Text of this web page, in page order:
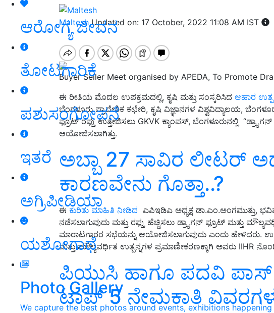
ಆರೋಗ್ಯ ಜೀವನ
ತೋಟಗಾರಿಕೆ
ಪಶುಸಂಗೋಪನೆ
ಇತರೆ
ಅಗ್ರಿಪೀಡಿಯಾ
ಯಶೋಗಾಥೆ
Photo Gallery
We capture the best photos around events, exhibitions
MalteshUpdated on: 17 October, 2022 11:08 AM IST
Buyer Seller Meet organised by APEDA, To Promote
ಈ ರೀತಿಯ ಮೊದಲ ಉಪಕ್ರಮದಲ್ಲಿ, ಕೃಷಿ ಮತ್ತು ಸಂಸ್ಕರಿಸಿದ ಆಹಾರ
ಬೆಂಗಳೂರು ಪ್ರಾದೇಶಿಕ ಕಛೇರಿ, ಕೃಷಿ ವಿಜ್ಞಾನಗಳ ವಿಶ್ವವಿದ್ಯಾಲಯ,
ಫ್ರೂಟ್ ರಫ್ತು ಉತ್ತೇಜಿಸಲು GKVK ಕ್ಯಾಂಪಸ್, ಬೆಂಗಳೂರುನಲ್ಲಿ
ಆಯೋಜಿಸಲಾಗಿತ್ತು.
ಅಬ್ಬಾ 27 ಸಾವಿರ ಲೀಟರ್‌
ಕಾರಣವೇನು ಗೊತ್ತಾ..?
ಈ ಕುರಿತು ಮಾಹಿತಿ ನೀಡಿದ ಎಪಿಇಡಿಎ ಅಧ್ಯಕ್ಷ ಡಾ.ಎಂ.ಅಂಗಮುತ್ತು,
ನಡೆಸಲಾಗುವುದು ಮತ್ತು ರಫ್ತು ಹೆಚ್ಚಿಸಲು ಡ್ರ್ಯಾಗನ್ ಫ್ರೂಟ್ ಮತ್ತು
ಮಾರಾಟಗಾರರ ಸಭೆಯನ್ನು ಆಯೋಜಿಸಲಾಗುವುದು ಎಂದು ಹೇಳಿದರು.
ಮತ್ತು ಮೌಲ್ಯವರ್ಧಿತ ಉತ್ಪನ್ನಗಳ ಪ್ರಮಾಣೀಕರಣಕ್ಕಾಗಿ ಅವರು IIHR
ಪಿಯುಸಿ ಹಾಗೂ ಪದವಿ ಪಾಸ್‌
ಟಾಪ್‌ 5 ನೇಮಕಾತಿ